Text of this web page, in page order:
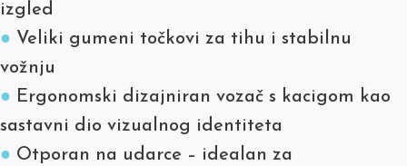
izgled
● Veliki gumeni točkovi za tihu i stabilnu
vožnju
● Ergonomski dizajniran vozač s kacigom kao
sastavni dio vizualnog identiteta
● Otporan na udarce – idealan za